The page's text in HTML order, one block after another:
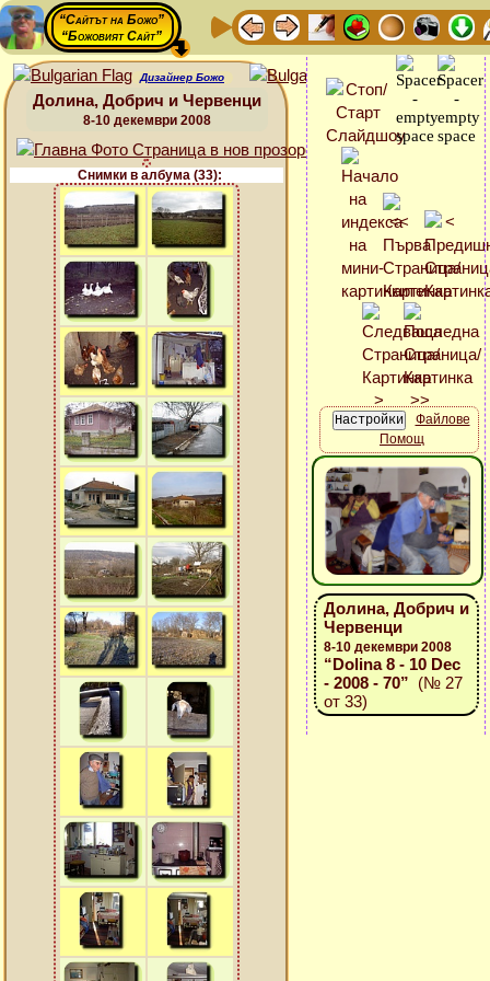
“Сайтът на Божо”
“Божовият Сайт”
Дизайнер Божо
Долина, Добрич и Червенци
8-10 декември 2008
Снимки в албума (33):
Файлове
Помощ
Долина, Добрич и
Червенци
8-10 декември 2008
“Dolina 8 - 10 Dec
- 2008 - 70” (№ 27
от 33)